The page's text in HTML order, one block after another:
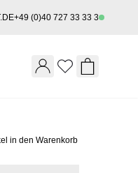
+49 (0)40 727 33 33 3
Wishlist
in den Warenkorb